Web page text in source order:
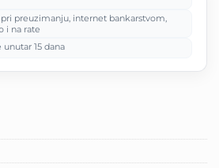
preuzimanju, internet bankarstvom,
i na rate
15 dana